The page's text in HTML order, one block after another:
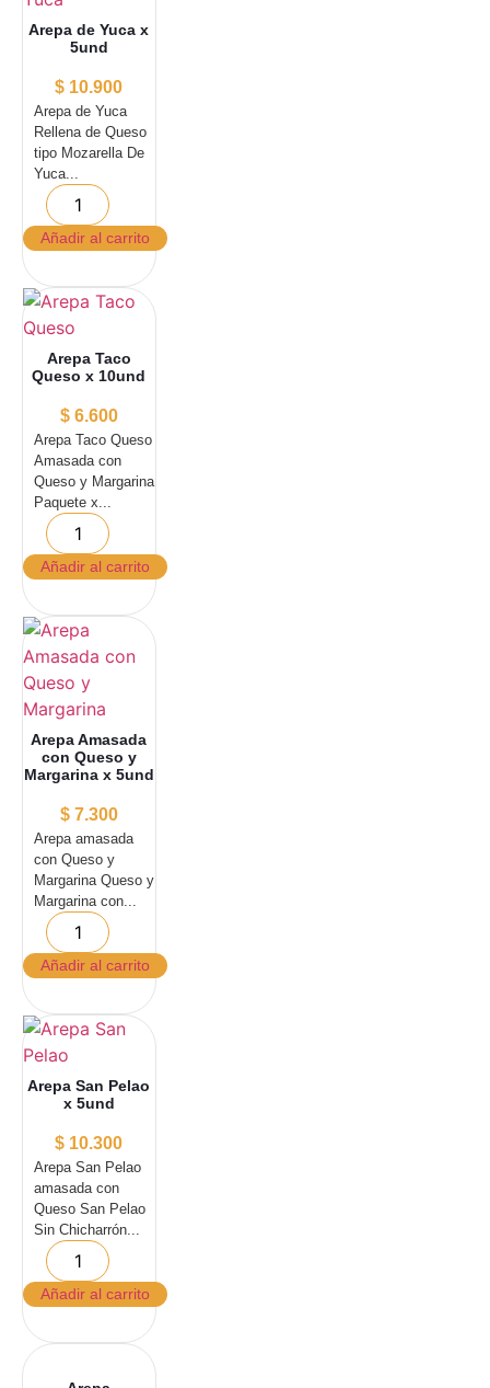
Arepa de Yuca x
5und
$ 10.900
Arepa de Yuca
Rellena de Queso
tipo Mozarella De
Yuca...
Añadir al carrito
Arepa Taco
Queso x 10und
$6.600
Arepa Taco Queso
Amasada con
Queso y Margarina
Paquete x...
Añadir al carrito
Arepa Amasada
con Queso y
Margarina x 5und
$7.300
Arepa amasada
con Queso y
Margarina Queso y
Margarina con...
Añadir al carrito
Arepa San Pelao
x 5und
$ 10.300
Arepa San Pelao
amasada con
Queso San Pelao
Sin Chicharrón...
Añadir al carrito